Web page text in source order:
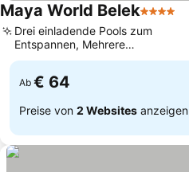
Maya World Belek4 Sterne
Drei einladende Pools zum
Entspannen, Mehrere
Buffetrestaurants
Ab € 64
Preise von 2 Websites anzeigen